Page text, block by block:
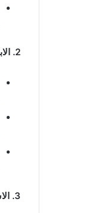
2. الابتكار التقني والجمالي (الوزن: 25%) – النتيجة: 25/25
3. الاستمرارية والتأثير عبر الزمن (الوزن: 20%) – النتيجة: 19/20